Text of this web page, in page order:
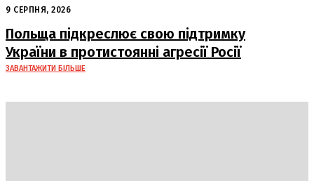
посади: Пентагон вживає заходів
9 СЕРПНЯ, 2026
Польща підкреслює свою підтримку
України в протистоянні агресії Росії
ЗАВАНТАЖИТИ БІЛЬШЕ